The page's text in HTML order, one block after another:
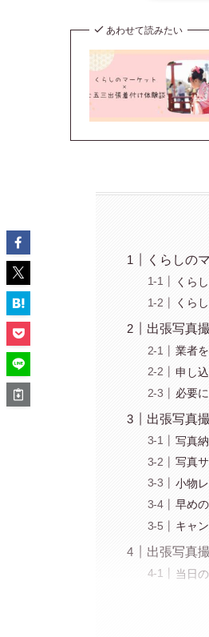
あわせて読みたい
くらしの
くら
くら
出張写真
業者
申し
必要
出張写真
写真
写真
小物
早め
キャ
出張写真
当日